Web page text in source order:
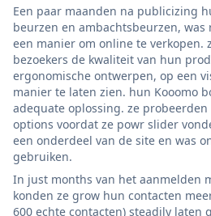
Een paar maanden na publicizing
beurzen en ambachtsbeurzen, was
een manier om online te verkopen.
bezoekers de kwaliteit van hun
ergonomische ontwerpen, op een
manier te laten zien. hun Kooomo
adequate oplossing. ze
options voordat ze powr slider
een onderdeel van de site en was
gebruiken.
In just months van het aanmelden
konden ze grow hun contacten
600 echte contacten) steadily laten